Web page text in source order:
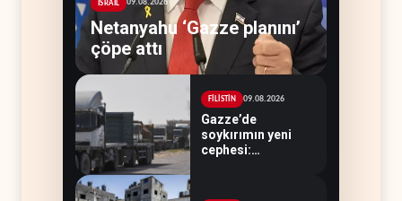
İSRAİL 09.08.2026
Netanyahu ‘Gazze planını’
çöpe attı
FİLİSTİN 09.08.2026
Gazze’de
soykırımın yeni
cephesi: